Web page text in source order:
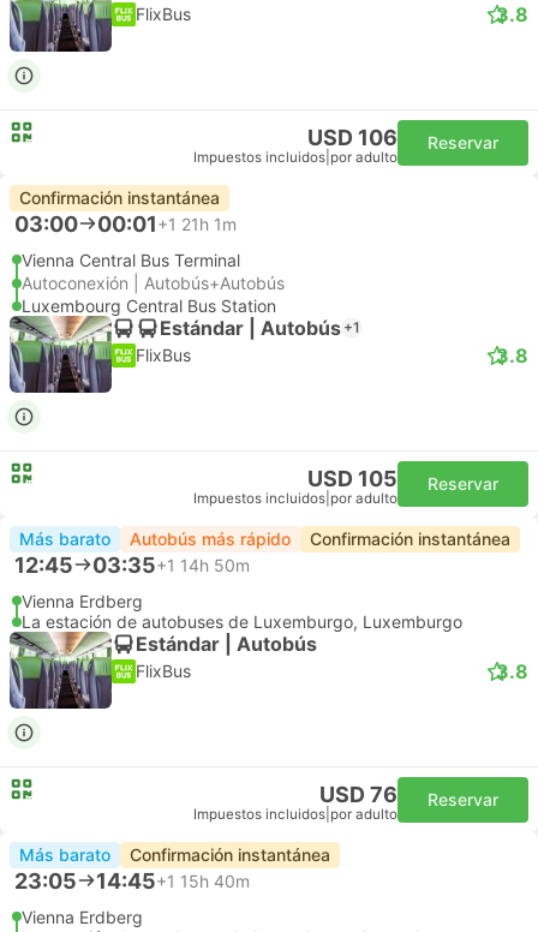
FlixBus 3.8
USD 106
Impuestos incluidos por adulto
Reservar
Confirmación instantánea
03:00 00:01+1 21h 1m
Vienna Central Bus Terminal
Autoconexión | Autobús+Autobús
Luxembourg Central Bus Station
Estándar | Autobús +1
FlixBus 3.8
USD 105
Impuestos incluidos por adulto
Reservar
Más barato Autobús más rápido Confirmación instantánea
12:45 03:35+1 14h 50m
Vienna Erdberg
La estación de autobuses de Luxemburgo, Luxemburgo
Estándar | Autobús
FlixBus 3.8
USD 76
Impuestos incluidos por adulto
Reservar
Más barato Confirmación instantánea
23:05 14:45+1 15h 40m
Vienna Erdberg